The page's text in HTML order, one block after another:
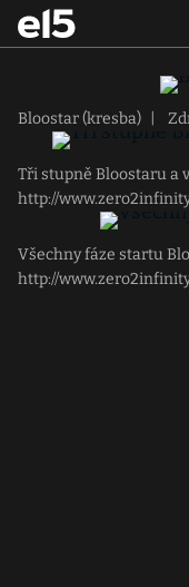
Bloostar (kresba)
Tři stupně Bloostaru a
http://
Všechny fáze startu
http://